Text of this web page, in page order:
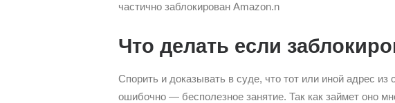
частично заблокирован Amazon.n
Что делать если
Спорить и доказывать в суде, что тот или иной адрес
ошибочно — бесполезное занятие. Так как займет оно